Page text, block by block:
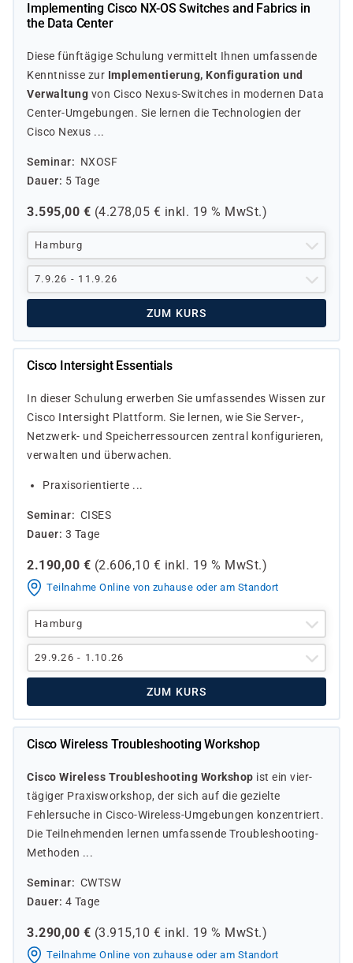
Implementing Cisco NX-OS Switches and Fabrics in
the Data Center
Diese fünftägige Schulung vermittelt Ihnen umfassende
Kenntnisse zur Implementierung, Konfiguration und
Verwaltung von Cisco Nexus-Switches in modernen Data
Center-Umgebungen. Sie lernen die Technologien der
Cisco Nexus ...
Seminar
NXOSF
Dauer
5 Tage
3.595,00 € (4.278,05 € inkl. 19 % MwSt.)
Hamburg
7.9.26 - 11.9.26
ZUM KURS
Cisco Intersight Essentials
In dieser Schulung erwerben Sie umfassendes Wissen zur
Cisco Intersight Plattform. Sie lernen, wie Sie Server-,
Netzwerk- und Speicherressourcen zentral konfigurieren,
verwalten und überwachen.
Praxisorientierte ...
Seminar
CISES
Dauer 3 Tage
2.190,00 € (2.606,10 € inkl. 19 % MwSt.)
Teilnahme Online von zuhause oder am Standort
Hamburg
29.9.26 - 1.10.26
ZUM KURS
Cisco Wireless Troubleshooting Workshop
Cisco Wireless Troubleshooting Workshop ist ein vier­
tägiger Praxisworkshop, der sich auf die gezielte
Fehlersuche in Cisco-Wireless-Umgebungen konzentriert.
Die Teilnehmenden lernen umfassende Troubleshooting-
Methoden ...
Seminar
CWTSW
Dauer 4 Tage
3.290,00 € (3.915,10 € inkl. 19 % MwSt.)
Teilnahme Online von zuhause oder am Standort